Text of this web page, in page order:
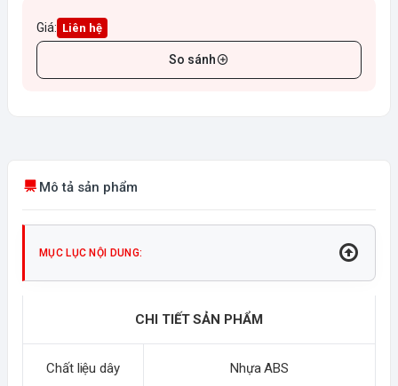
Giá: Liên hệ
So sánh
Mô tả sản phẩm
MỤC LỤC NỘI DUNG:
CHI TIẾT SẢN PHẨM
Chất liệu dây Nhựa ABS